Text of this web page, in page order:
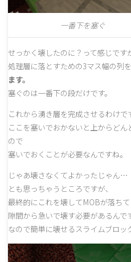
一番下を塞ぐ
せっかく壊したのに？って感じです
処理層に落とすための3マス幅の列を
ます。
塞ぐのは一番下の段だけです。
これから湧き層を完成させるわけで
ここを塞いでおかないと上からど
ので
塞いでおくことが必要なんですね。
じゃあ壊さなくてよかったじゃん…
とも思っちゃうところですが、
最終的にこれを壊してMOBが落ち
隙間から急いで壊す必要があるんで
なので簡単に壊せるスライムブロッ